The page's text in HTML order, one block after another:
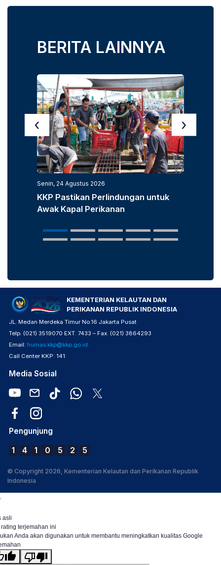
BERITA LAINNYA
Senin, 24 Agustus 2026
KKP Pastikan Perlindungan untuk
Awak Kapal Perikanan
‹ ›
KEMENTERIAN KELAUTAN DAN
PERIKANAN REPUBLIK INDONESIA
JL. Medan Merdeka Timur No.16 Jakarta Pusat
Telp. (021) 3519070 EXT. 7433 – Fax. (021) 3864293
Email: humas.kkp@kkp.go.id
Call Center KKP: 141
Media Sosial
Pengunjung
1 4 1 0 5 2 5
© Copyright 2026, Kementerian Kelautan dan Perikanan Republik
Indonesia
.
asli
terjemahan ini
Anda akan digunakan untuk membantu meningkatkan kualitas Google